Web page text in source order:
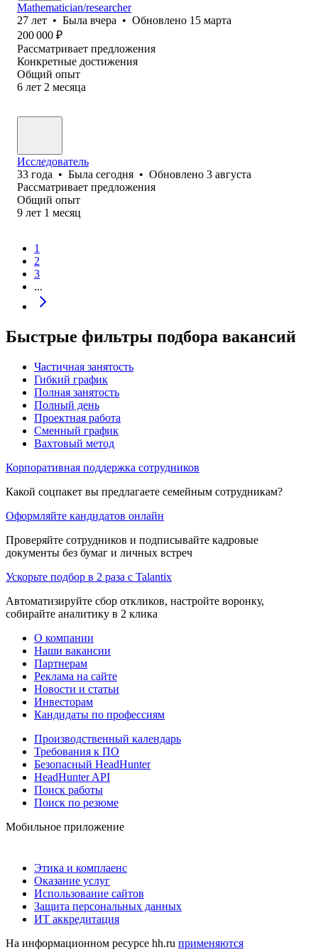
Mathematician/researcher
27 лет • Была вчера • Обновлено 15 марта
200 000 ₽
Рассматривает предложения
Конкретные достижения
Общий опыт
6 лет 2 месяца
Исследователь
33 года • Была сегодня • Обновлено 3 августа
Рассматривает предложения
Общий опыт
9 лет 1 месяц
1
2
3
...
Быстрые фильтры подбора вакансий
Частичная занятость
Гибкий график
Полная занятость
Полный день
Проектная работа
Сменный график
Вахтовый метод
Корпоративная поддержка сотрудников
Какой соцпакет вы предлагаете семейным сотрудникам?
Оформляйте кандидатов онлайн
Проверяйте сотрудников и подписывайте кадровые
документы без бумаг и личных встреч
Ускорьте подбор в 2 раза с Talantix
Автоматизируйте сбор откликов, настройте воронку,
собирайте аналитику в 2 клика
О компании
Наши вакансии
Партнерам
Реклама на сайте
Новости и статьи
Инвесторам
Кандидаты по профессиям
Производственный календарь
Требования к ПО
Безопасный HeadHunter
HeadHunter API
Поиск работы
Поиск по резюме
Мобильное приложение
Этика и комплаенс
Оказание услуг
Использование сайтов
Защита персональных данных
ИТ аккредитация
На информационном ресурсе hh.ru применяются